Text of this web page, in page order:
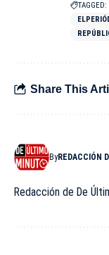
TAGGED:
Share This
ByREDACCIÓN
Redacción de De